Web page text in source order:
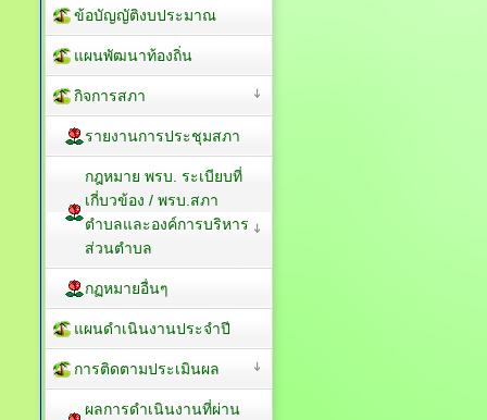
ข้อบัญญัติงบประมาณ
แผนพัฒนาท้องถิ่น
กิจการสภา
รายงานการประชุมสภา
กฎหมาย พรบ. ระเบียบที่
เกี่บวข้อง / พรบ.สภา
ตำบลและองค์การบริหาร
ส่วนตำบล
กฏหมายอื่นๆ
แผนดำเนินงานประจำปี
การติดตามประเมินผล
ผลการดำเนินงานที่ผ่าน